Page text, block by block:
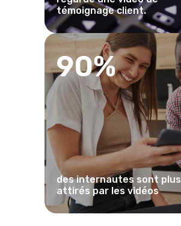
témoignage client.
90%
des internautes sont plus
attirés par les vidéos